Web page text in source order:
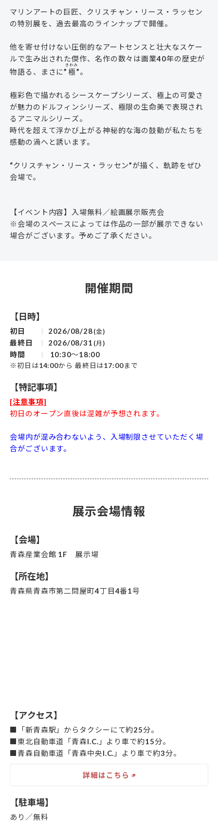
マリンアートの巨匠、クリスチャン・リース・ラッセン
の特別展を、過去最高のラインナップで開催。
他を寄せ付けない圧倒的なアートセンスと壮大なスケー
ルで生み出された傑作、名作の数々は画業40年の歴史が
物語る、まさに” 極
きわみ
”。
極彩色で描かれるシースケープシリーズ、極上の可愛さ
が魅力のドルフィンシリーズ、極限の生命美で表現され
るアニマルシリーズ。
時代を超えて浮かび上がる神秘的な海の鼓動が私たちを
感動の渦へと誘います。
“クリスチャン・リース・ラッセン”が描く、軌跡をぜひ
会場で。
【イベント内容】入場無料／絵画展示販売会
※会場のスペースによっては作品の一部が展示できない
場合がございます。予めご了承ください。
開催期間
【日時】
初日 2026/08/28(金)
最終日 2026/08/31 (月)
時間 10:30～18:00
※初日は14:00から 最終日は17:00まで
【特記事項】
[注意事項]
初日のオープン直後は混雑が予想されます。
会場内が混み合わないよう、入場制限させていただく場
合がございます。
展示会場情報
【会場】
青森産業会館 1F 展示場
【所在地】
青森県青森市第二問屋町4丁目4番1号
【アクセス】
■「新青森駅」からタクシーにて約25分。
■東北自動車道「青森I.C.」より車で約15分。
■青森自動車道「青森中央I.C.」より車で約3分。
詳細はこちら
【駐車場】
あり／無料